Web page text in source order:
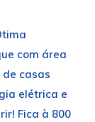
com área
casas
elétrica e
Fica à 800